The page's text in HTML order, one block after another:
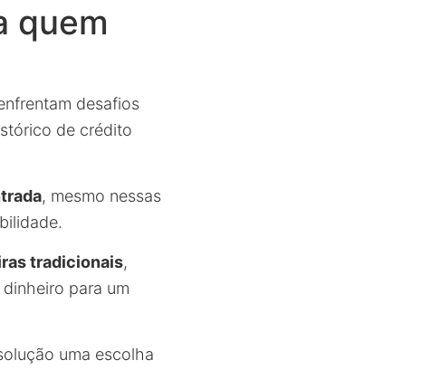
quem
desafios
de crédito
, mesmo nessas
tradicionais,
para um
uma escolha